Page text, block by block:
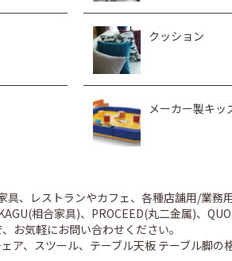
クッション
メーカー製キッ
、レストランやカフェ、各種店舗用/業務
相合家具)、PROCEED(丸二金属)、
お気軽にお問い合わせください。
ア、スツール、テーブル天板 テーブル脚の